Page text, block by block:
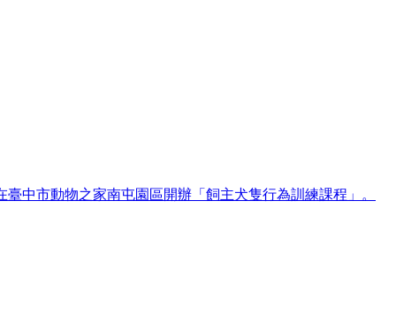
中市動物之家南屯園區開辦「飼主犬隻行為訓練課程」。